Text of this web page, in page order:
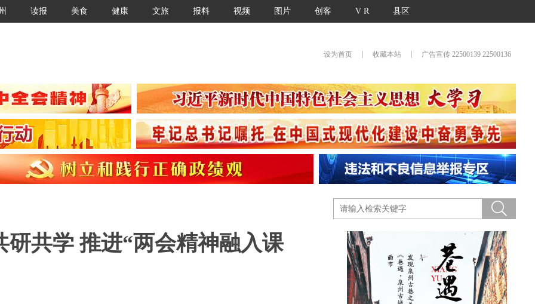
读报 美食 健康 文旅 报料 视频 图片 创客 V R 县区
设为首页 收藏本站 广告宣传 22500139 22500136
共学 推进“两会精神融入课